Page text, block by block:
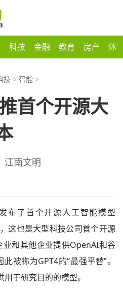
科技 金融 教育 房产 体
技 > 智能 >
首个开源大
江南文明
布了首个开源人工智能模型
这也是大型科技公司首个开源
和其他企业提供OpenAI和谷
被称为GPT4的“最强平替”。
于研究目的的模型。